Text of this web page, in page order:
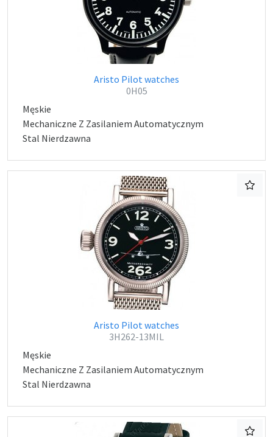
Aristo Pilot watches
0H05
Męskie
Mechaniczne Z Zasilaniem Automatycznym
Stal Nierdzawna
Aristo Pilot watches
3H262-13MIL
Męskie
Mechaniczne Z Zasilaniem Automatycznym
Stal Nierdzawna